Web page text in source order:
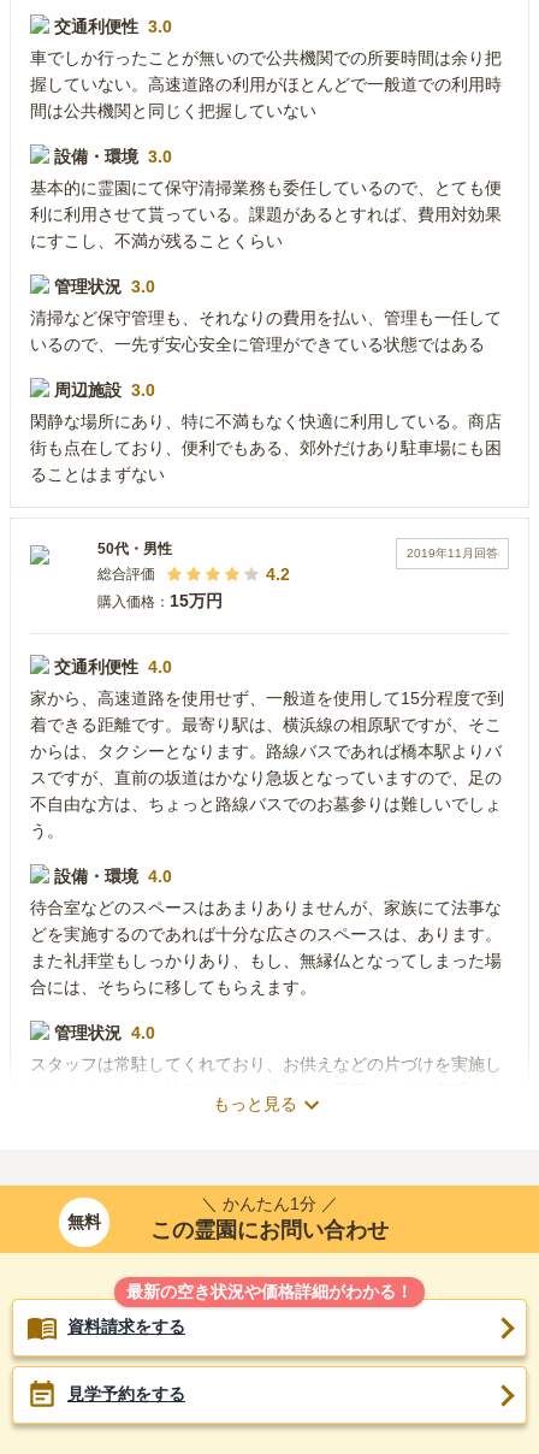
交通利便性 3.0
車でしか行ったことが無いので公共機関での所要時間は余り把
握していない。高速道路の利用がほとんどで一般道での利用時
間は公共機関と同じく把握していない
設備・環境 3.0
基本的に霊園にて保守清掃業務も委任しているので、とても便
利に利用させて貰っている。課題があるとすれば、費用対効果
にすこし、不満が残ることくらい
管理状況 3.0
清掃など保守管理も、それなりの費用を払い、管理も一任して
いるので、一先ず安心安全に管理ができている状態ではある
周辺施設 3.0
閑静な場所にあり、特に不満もなく快適に利用している。商店
街も点在しており、便利でもある、郊外だけあり駐車場にも困
ることはまずない
2019年11月 回答
50代 ・ 男性
総合評価
4.2
購入価格： 15万円
交通利便性 4.0
家から、高速道路を使用せず、一般道を使用して15分程度で到
着できる距離です。最寄り駅は、横浜線の相原駅ですが、そこ
からは、タクシーとなります。路線バスであれば橋本駅よりバ
スですが、直前の坂道はかなり急坂となっていますので、足の
不自由な方は、ちょっと路線バスでのお墓参りは難しいでしょ
う。
設備・環境 4.0
待合室などのスペースはあまりありませんが、家族にて法事な
どを実施するのであれば十分な広さのスペースは、あります。
また礼拝堂もしっかりあり、もし、無縁仏となってしまった場
合には、そちらに移してもらえます。
管理状況 4.0
スタッフは常駐してくれており、お供えなどの片づけを実施し
しっかり手配してくれ、料金も一律で決まっており丁寧な対応
周辺施設 5.0
正直、お墓の周りは、徒歩圏内にはあまり施設はありません。
車であれば、近くに天然温泉や、ホームセンター、食事をする
場所は多々あり便利なところだと思います。
50代・男性
もっと見る
無料
＼ かんたん1分 ／
この霊園にお問い合わせ
最新の空き状況や価格詳細がわかる！
資料請求をする
見学予約をする